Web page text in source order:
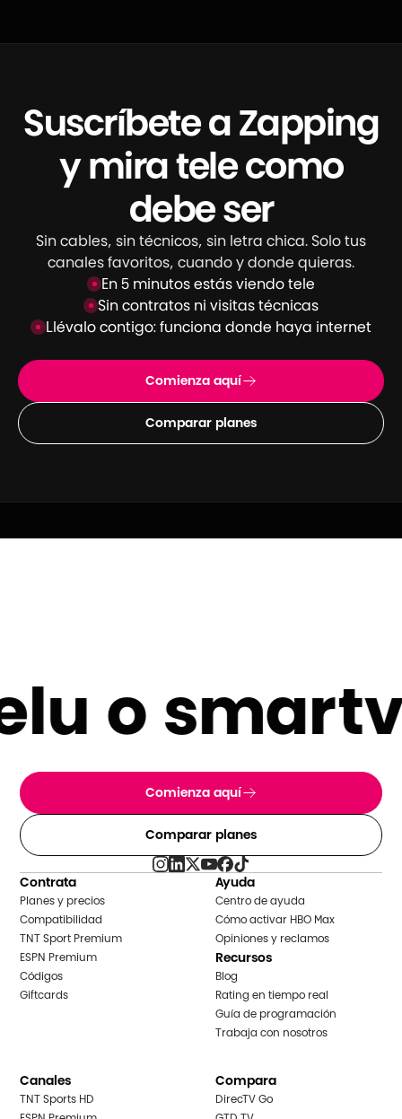
Suscríbete a Zapping
y mira tele como
debe ser
Sin cables, sin técnicos, sin letra chica. Solo tus
canales favoritos, cuando y donde quieras.
En 5 minutos estás viendo tele
Sin contratos ni visitas técnicas
Llévalo contigo: funciona donde haya internet
Comienza aquí
Comparar planes
o smartv
Comienza aquí
Comparar planes
Contrata
Planes y precios
Compatibilidad
TNT Sport Premium
ESPN Premium
Códigos
Giftcards
Ayuda
Centro de ayuda
Cómo activar HBO Max
Opiniones y reclamos
Recursos
Blog
Rating en tiempo real
Guía de programación
Trabaja con nosotros
Canales
TNT Sports HD
Compara
DirecTV Go